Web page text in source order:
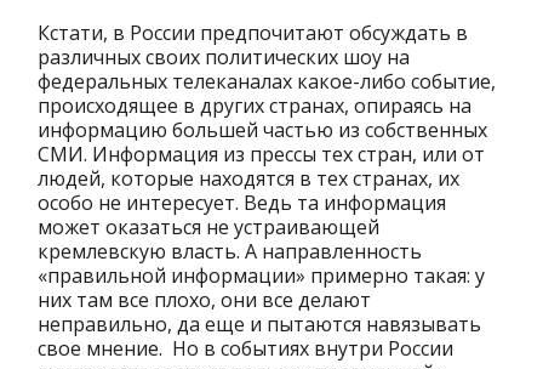
Кстати, в России предпочитают обсуждать в
различных своих политических шоу на
федеральных телеканалах какое-либо событие,
происходящее в других странах, опираясь на
информацию большей частью из собственных
СМИ. Информация из прессы тех стран, или от
людей, которые находятся в тех странах, их
особо не интересует. Ведь та информация
может оказаться не устраивающей
кремлевскую власть. А направленность
«правильной информации» примерно такая: у
них там все плохо, они все делают
неправильно, да еще и пытаются навязывать
свое мнение. Но в событиях внутри России